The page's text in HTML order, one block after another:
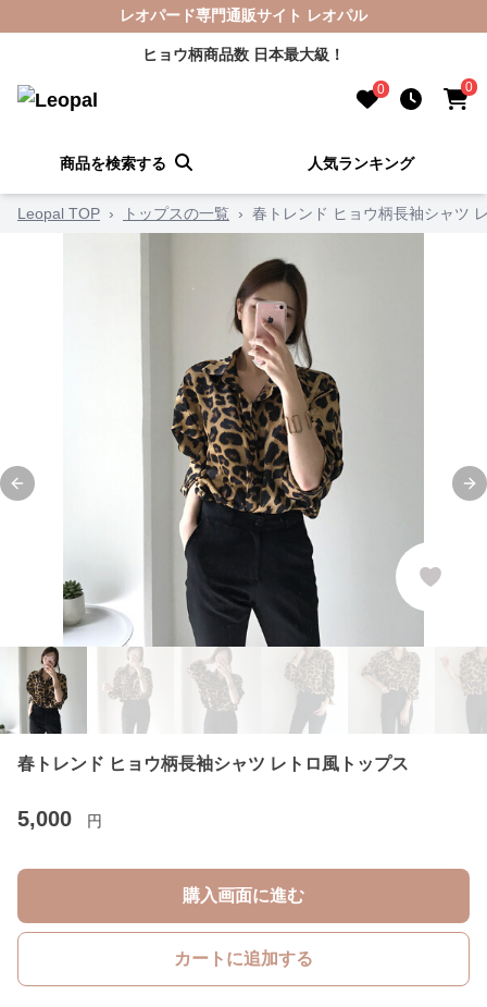
レオパード専門通販サイト レオパル
ヒョウ柄商品数 日本最大級！
0 0
商品を検索する 人気ランキング
Leopal TOP › トップスの一覧 › 春トレンド ヒョウ柄長袖シャツ
Previous slide
春トレンド ヒョウ柄長袖シャツ レトロ風トップス
5,000 円
購入画面に進む
カートに追加する